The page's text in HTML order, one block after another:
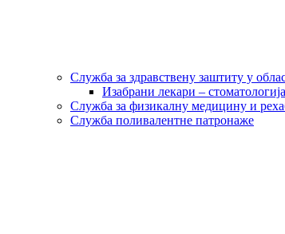
Служба за здравствену заштиту у
Изабрани лекари – стоматологија
Служба за физикалну медицину и
Служба поливалентне патронаже